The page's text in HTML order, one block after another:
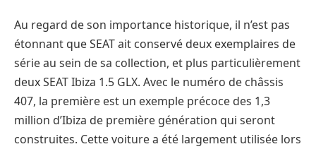
Au regard de son importance historique, il n’est pas
étonnant que SEAT ait conservé deux exemplaires de
série au sein de sa collection, et plus particulièrement
deux SEAT Ibiza 1.5 GLX. Avec le numéro de châssis
407, la première est un exemple précoce des 1,3
million d’Ibiza de première génération qui seront
construites. Cette voiture a été largement utilisée lors